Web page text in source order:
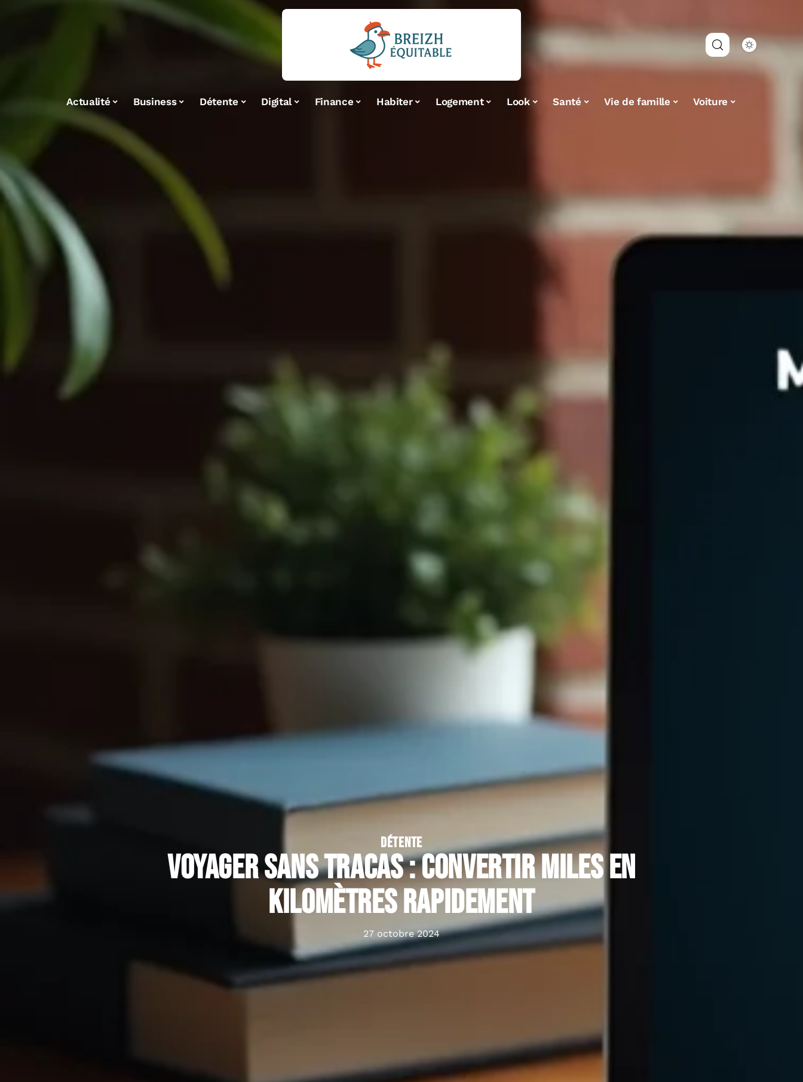
Actualité Business Détente Digital Finance Habiter Logement Look Santé Vie de famille Voiture
DÉTENTE
Voyager sans tracas : convertir miles en
kilomètres rapidement
27 octobre 2024